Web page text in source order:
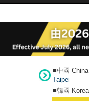
■中國 China
Taipei
■韓國